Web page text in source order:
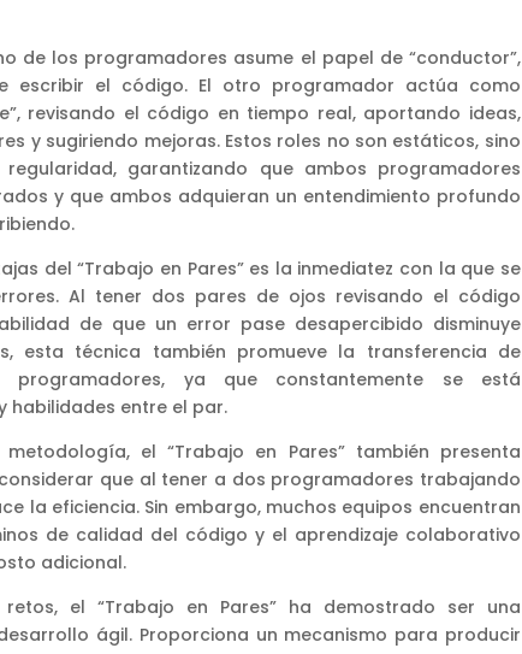
de los programadores asume el papel de “conductor”,
escribir el código. El otro programador actúa como
revisando el código en tiempo real, aportando ideas,
y sugiriendo mejoras. Estos roles no son estáticos, sino
garantizando que ambos programadores
y que ambos adquieran un entendimiento profundo
del “Trabajo en Pares” es la inmediatez con la que se
Al tener dos pares de ojos revisando el código
de que un error pase desapercibido disminuye
esta técnica también promueve la transferencia de
programadores, ya que constantemente se está
habilidades entre el par.
el “Trabajo en Pares” también presenta
que al tener a dos programadores trabajando
la eficiencia. Sin embargo, muchos equipos encuentran
de calidad del código y el aprendizaje colaborativo
adicional.
el “Trabajo en Pares” ha demostrado ser una
ágil. Proporciona un mecanismo para producir